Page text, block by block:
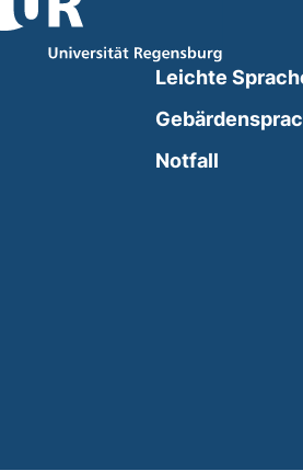
opens in a new window)
Leichte
Notfall